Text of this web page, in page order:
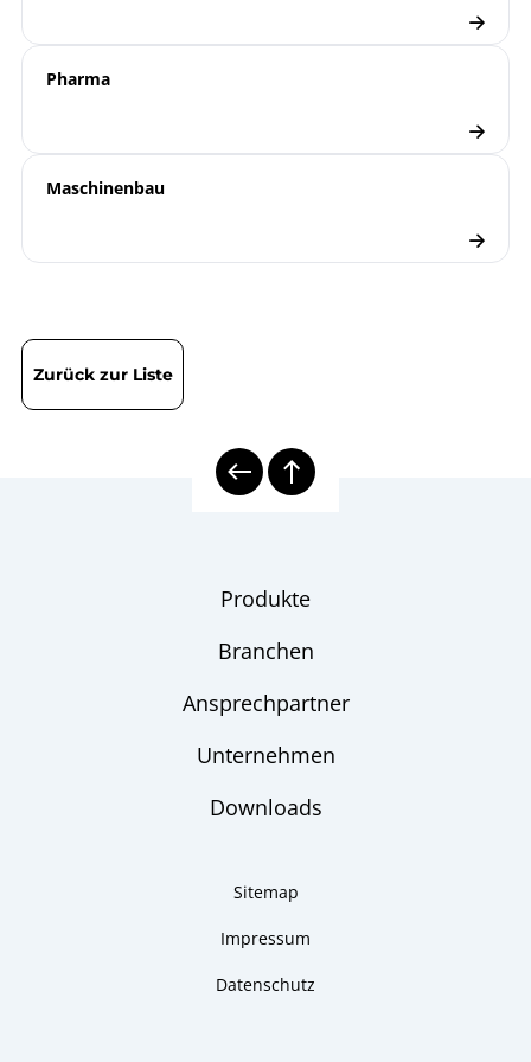
Pharma
Maschinenbau
Zurück zur Liste
Produkte
Branchen
Ansprechpartner
Unternehmen
Downloads
Sitemap
Impressum
Datenschutz